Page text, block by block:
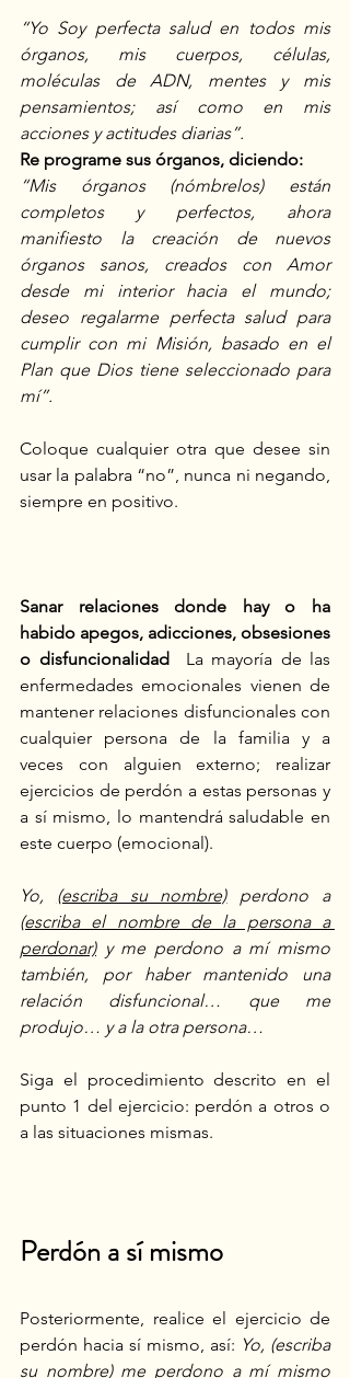
“Yo Soy perfecta salud en todos mis
órganos, mis cuerpos, células,
moléculas de ADN, mentes y mis
pensamientos; así como en mis
acciones y actitudes diarias”.
Re programe sus órganos, diciendo:
“Mis órganos (nómbrelos) están
completos y perfectos, ahora
manifiesto la creación de nuevos
órganos sanos, creados con Amor
desde mi interior hacia el mundo;
deseo regalarme perfecta salud para
cumplir con mi Misión, basado en el
Plan que Dios tiene seleccionado para
mí”.
Coloque cualquier otra que desee sin
usar la palabra “no”, nunca ni negando,
siempre en positivo.
Sanar relaciones donde hay o ha
habido apegos, adicciones, obsesiones
o disfuncionalidad La mayoría de las
enfermedades emocionales vienen de
mantener relaciones disfuncionales con
cualquier persona de la familia y a
veces con alguien externo; realizar
ejercicios de perdón a estas personas y
a sí mismo, lo mantendrá saludable en
este cuerpo (emocional).
Yo, (escriba su nombre)
perdono a
(escriba el nombre de la persona a
perdonar) y me perdono a mí mismo
también, por haber mantenido una
relación disfuncional… que me
produjo… y a la otra persona…
Siga el procedimiento descrito en el
punto 1 del ejercicio: perdón a otros o
a las situaciones mismas.
Perdón a sí mismo
Posteriormente, realice el ejercicio de
perdón hacia sí mismo, así: Yo, (escriba
su nombre) me perdono a mí mismo